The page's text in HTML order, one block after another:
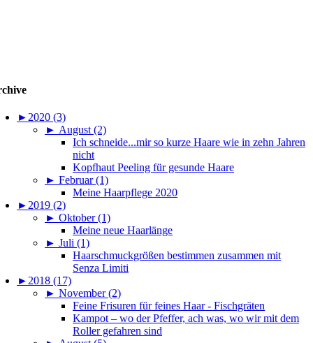
► 2020 (3)
► August (2)
Ich schneide...mir so kurze Haare wie in zehn Jahren
nicht
Kopfhaut Peeling für gesunde Haare
► Februar (1)
Meine Haarpflege 2020
► 2019 (2)
► Oktober (1)
Meine neue Haarlänge
► Juli (1)
Haarschmuckgrößen bestimmen zusammen mit
Senza Limiti
► 2018 (17)
► November (2)
Feine Frisuren für feines Haar - Fischgräten
Kampot – wo der Pfeffer, ach was, wo wir mit dem
Roller gefahren sind